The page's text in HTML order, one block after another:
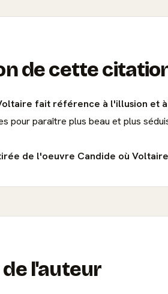
de cette
fait référence à l'illusion et
pour paraître plus beau et plus
de l'oeuvre Candide où
l'auteur